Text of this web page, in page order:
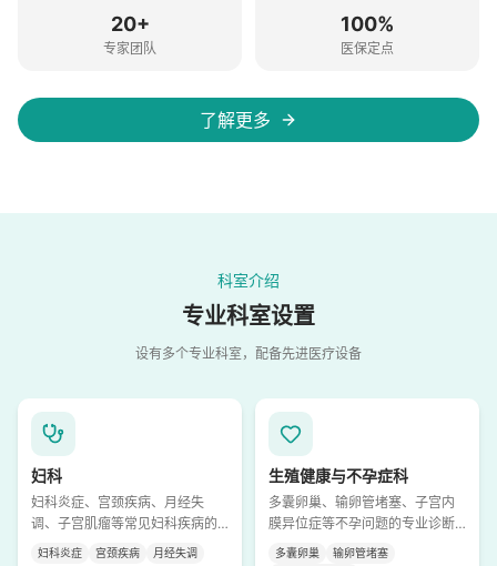
20+
专家团队
100%
医保定点
了解更多
科室介绍
专业科室设置
设有多个专业科室，配备先进医疗设备
妇科
妇科炎症、宫颈疾病、月经失
调、子宫肌瘤等常见妇科疾病的
诊断与治疗
妇科炎症 宫颈疾病 月经失调
生殖健康与不孕症科
多囊卵巢、输卵管堵塞、子宫内
膜异位症等不孕问题的专业诊断
与治疗
多囊卵巢
输卵管堵塞